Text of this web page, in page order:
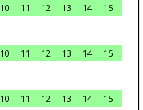
10 11 12 13 14
15
10 11 12 13 14
15
10 11 12 13 14
15